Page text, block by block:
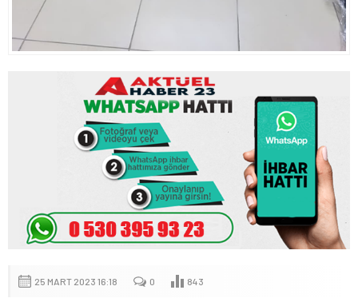
25 MART 2023 16:18 0 843